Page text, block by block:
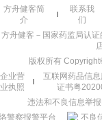
方舟健客简
介
联系我
们
方舟健客－国家药监局认
版权所有
企业营
业执照
互联网药品信
证书粤
违法和不良信息举